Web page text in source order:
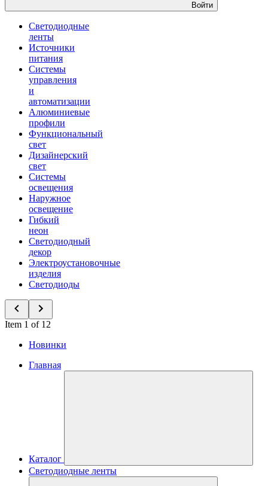
Войти
Светодиодные
ленты
Источники
питания
Системы
управления
и
автоматизации
Алюминиевые
профили
Функциональный
свет
Дизайнерский
свет
Системы
освещения
Наружное
освещение
Гибкий
неон
Светодиодный
декор
Электроустановочные
изделия
Светодиоды
Item 1 of 12
Новинки
Главная
Каталог
Светодиодные ленты